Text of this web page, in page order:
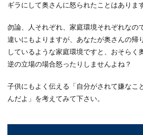
妻の不倫には正当
妻に不倫されてしまい
という旦那様もいますよ
嫁が浮気！離婚し
ギラにして奥さんに怒られたことはありま
勿論、人それぞれ、家庭環境それぞれなの
違いにもよりますが、あなたが奥さんの帰
しているような家庭環境ですと、おそらく
逆の立場の場合怒ったりしませんよね？
子供にもよく伝える「自分がされて嫌なこ
んだよ」を考えてみて下さい。